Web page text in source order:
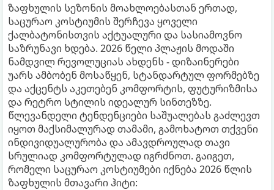
ზაფხულის სეზონის მოახლოებასთან ერთად,
საცურაო კოსტიუმის შერჩევა ყოველი
ქალბატონისთვის აქტუალური და სასიამოვნო
საზრუნავი ხდება. 2026 წელი პლაჟის მოდაში
ნამდვილ რევოლუციას ახდენს - დიზაინერები
უარს ამბობენ მოსაწყენ, სტანდარტულ ფორმებზე
და აქცენტს აკეთებენ კომფორტის, ფუტურიზმისა
და რეტრო სტილის იდეალურ სინთეზზე.
წლევანდელი ტენდენციები საშუალებას გაძლევთ
იყოთ მაქსიმალურად თამამი, გამოხატოთ თქვენი
ინდივიდუალურობა და ამავდროულად თავი
სრულიად კომფორტულად იგრძნოთ. გაიგეთ,
რომელი საცურაო კოსტიუმები იქნება 2026 წლის
ზაფხულის მთავარი ჰიტი: